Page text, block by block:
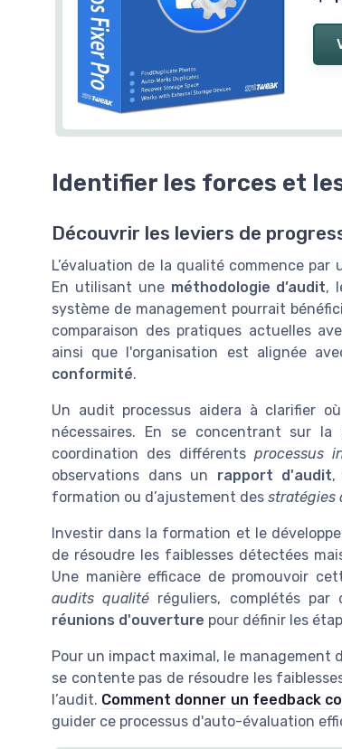
Identifier les forces et
Découvrir les leviers de
L’évaluation de la qualité commence
En utilisant une méthodologie d’audit,
système de management pourrait
comparaison des pratiques actuelles
ainsi que l'organisation est alignée
conformité.
Un audit processus aidera à clarifier
nécessaires. En se concentrant sur
coordination des différents processus
observations dans un rapport d'audit,
formation ou d’ajustement des stratégies
Investir dans la formation et le
de résoudre les faiblesses détectées
Une manière efficace de promouvoir
audits qualité réguliers, complétés par
réunions d'ouverture pour définir les
Pour un impact maximal, le management
se contente pas de résoudre les
l’audit. Comment donner un feedback
guider ce processus d'auto-évaluation